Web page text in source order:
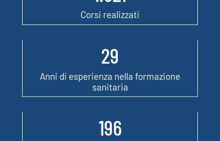
Corsi realizzati
29
Anni di esperienza nella formazione
sanitaria
196